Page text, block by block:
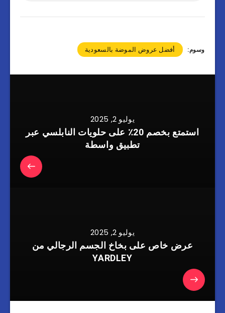
وسوم: أفضل عروض الموضة بالسعودية
يوليو 2, 2025
استمتع بخصم 20٪ على حلويات النابلسي عبر
تطبيق واسطة
يوليو 2, 2025
عرض خاص على بخاخ الجسم الرجالي من
YARDLEY